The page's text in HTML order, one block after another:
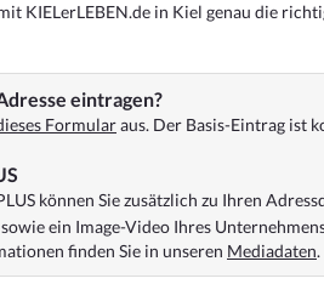
KIELerLEBEN.de in Kiel genau die
eintragen?
Formularaus. Der Basis-Eintrag ist
können Sie zusätzlich zu Ihren
ein Image-Video Ihres
finden Sie in unseren Mediadaten.